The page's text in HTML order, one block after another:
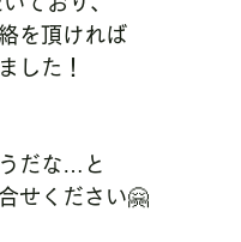
を頂ければ
した！
だな…と
せください🤗